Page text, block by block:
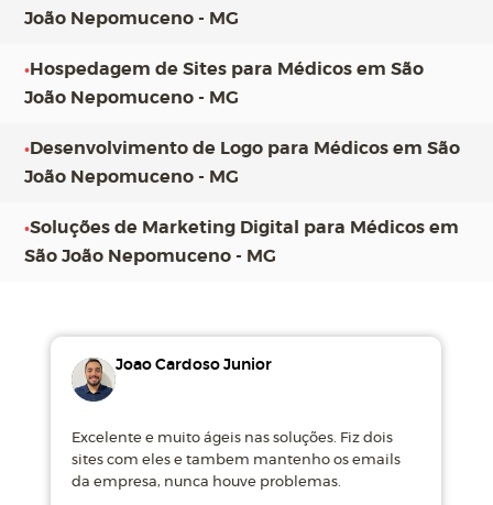
João Nepomuceno - MG
•Hospedagem de Sites para Médicos em São
João Nepomuceno - MG
•Desenvolvimento de Logo para Médicos em São
João Nepomuceno - MG
•Soluções de Marketing Digital para Médicos em
São João Nepomuceno - MG
Joao Cardoso Junior
Excelente e muito ágeis nas soluções. Fiz dois
sites com eles e tambem mantenho os emails
da empresa, nunca houve problemas.